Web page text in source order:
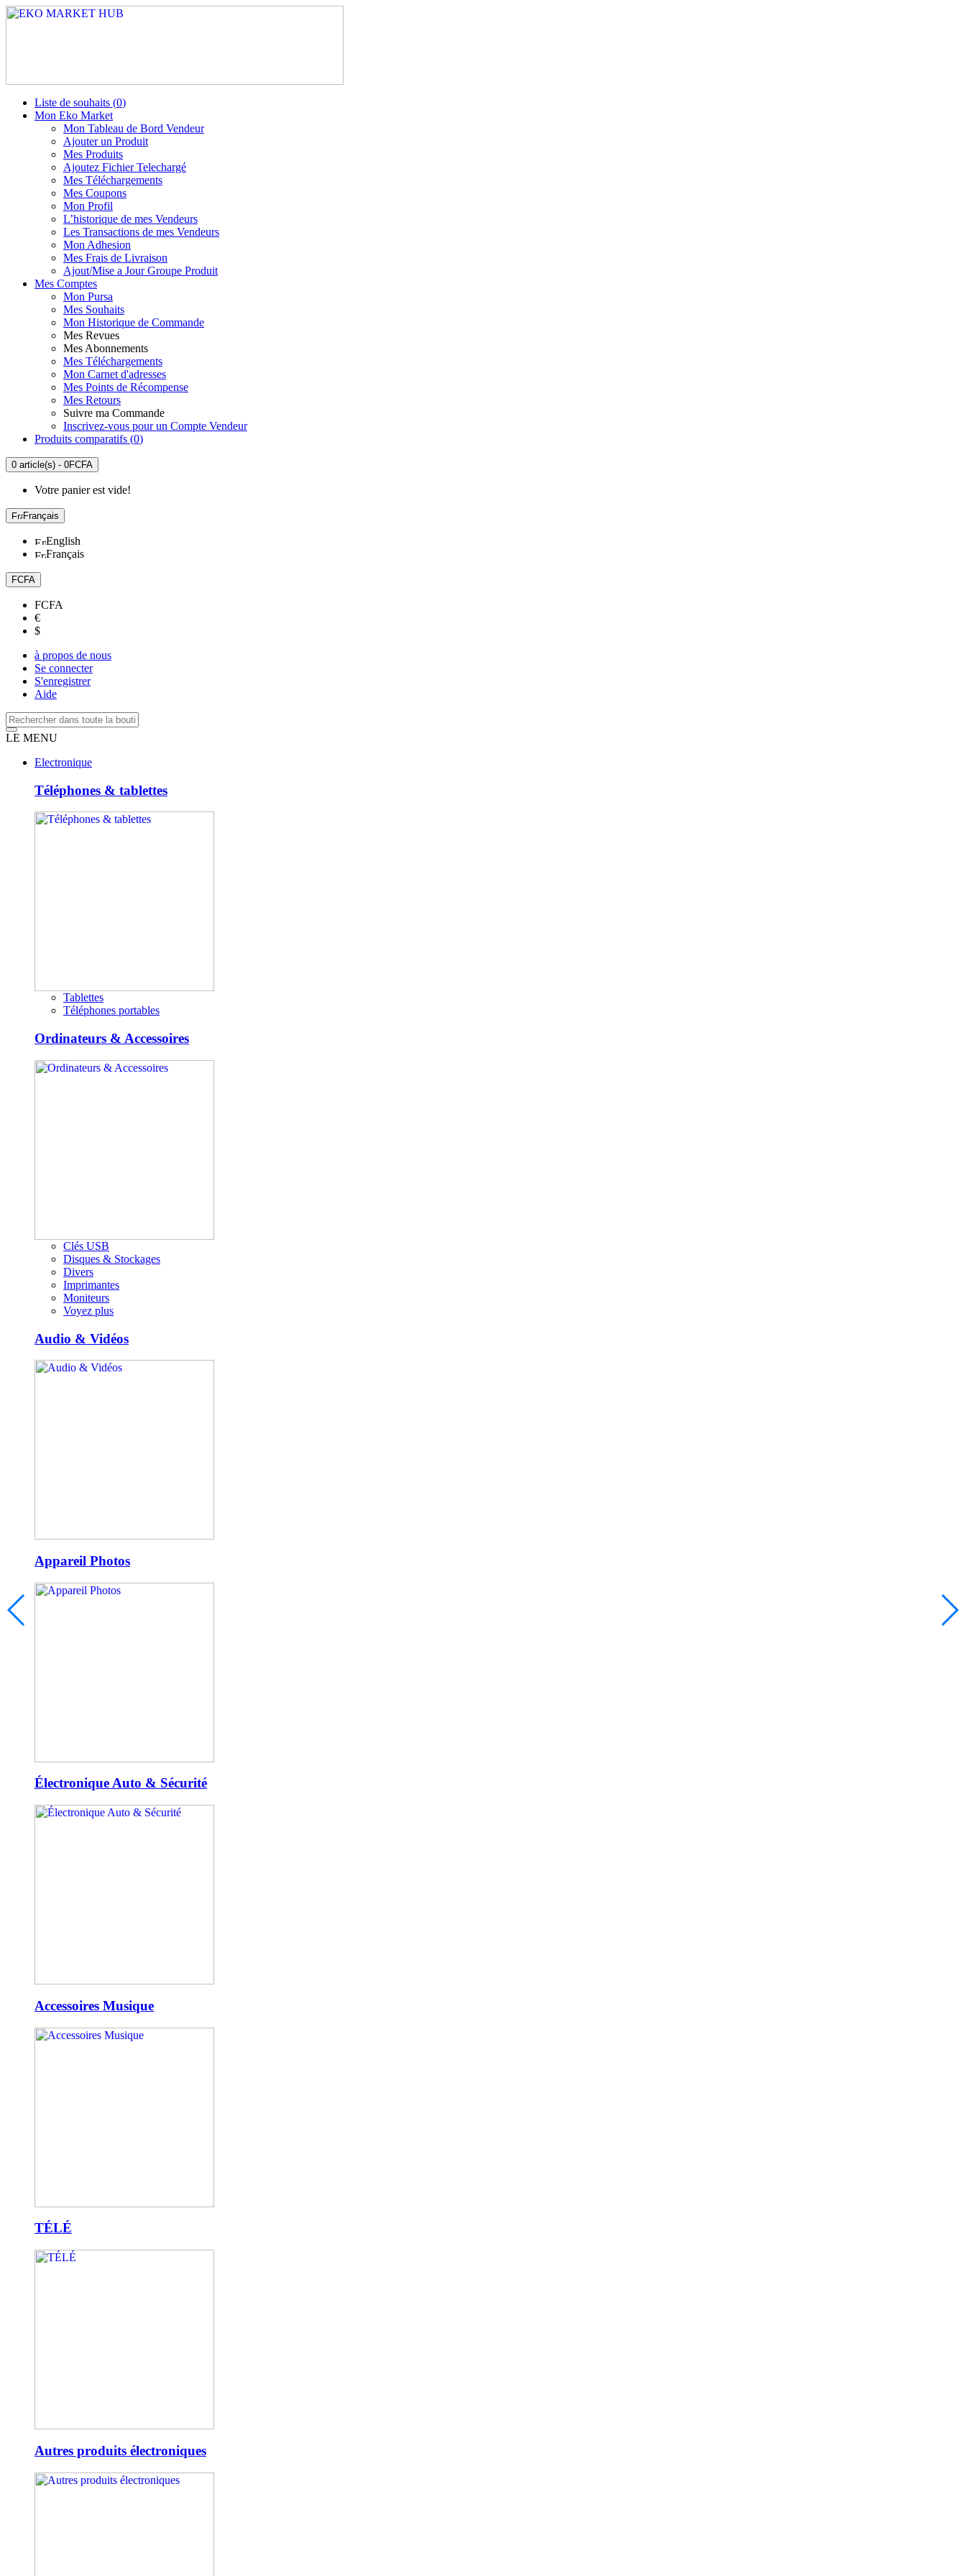
Liste de souhaits (0)
Mon Eko Market
Mon Tableau de Bord Vendeur
Ajouter un Produit
Mes Produits
Ajoutez Fichier Telechargé
Mes Téléchargements
Mes Coupons
Mon Profil
L’historique de mes Vendeurs
Les Transactions de mes Vendeurs
Mon Adhesion
Mes Frais de Livraison
Ajout/Mise a Jour Groupe Produit
Mes Comptes
Mon Pursa
Mes Souhaits
Mon Historique de Commande
Mes Revues
Mes Abonnements
Mes Téléchargements
Mon Carnet d'adresses
Mes Points de Récompense
Mes Retours
Suivre ma Commande
Inscrivez-vous pour un Compte Vendeur
Produits comparatifs (0)
0 article(s) - 0FCFA
Votre panier est vide!
Français
English
Français
FCFA
FCFA
€
$
à propos de nous
Se connecter
S'enregistrer
Aide
LE MENU
Electronique
Téléphones & tablettes
Tablettes
Téléphones portables
Ordinateurs & Accessoires
Clés USB
Disques & Stockages
Divers
Imprimantes
Moniteurs
Voyez plus
Audio & Vidéos
Appareil Photos
Électronique Auto & Sécurité
Accessoires Musique
TÉLÉ
Autres produits électroniques